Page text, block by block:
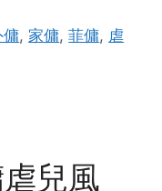
傭, 家傭,菲傭, 虐
虐兒風